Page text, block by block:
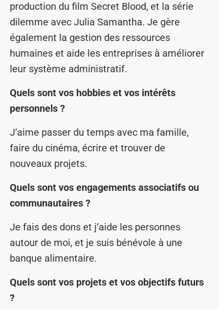
production du film Secret Blood, et la série
dilemme avec Julia Samantha. Je gère
également la gestion des ressources
humaines et aide les entreprises à améliorer
leur système administratif.
Quels sont vos hobbies et vos intérêts
personnels ?
J’aime passer du temps avec ma famille,
faire du cinéma, écrire et trouver de
nouveaux projets.
Quels sont vos engagements associatifs ou
communautaires ?
Je fais des dons et j’aide les personnes
autour de moi, et je suis bénévole à une
banque alimentaire.
Quels sont vos projets et vos objectifs futurs
?